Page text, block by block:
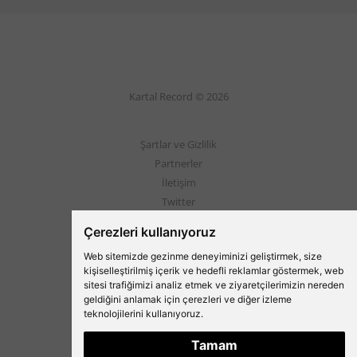
Çerezleri kullanıyoruz
Web sitemizde gezinme deneyiminizi geliştirmek, size
kişiselleştirilmiş içerik ve hedefli reklamlar göstermek, web
sitesi trafiğimizi analiz etmek ve ziyaretçilerimizin nereden
geldiğini anlamak için çerezleri ve diğer izleme
teknolojilerini kullanıyoruz.
Tamam
Kartal Record © 2026
Şartlar ve Gizlilik
Partnerler
İletişim
Twitter
Beşiktaş'ın Medyası